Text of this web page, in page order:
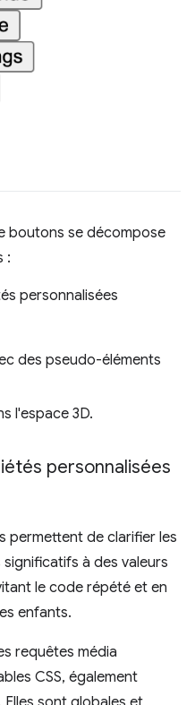
boutons se décompose
:
personnalisées
des pseudo-éléments
l'espace 3D.
personnalisées
permettent de clarifier les
à des valeurs
le code répété et en
enfants.
requêtes média
CSS, également